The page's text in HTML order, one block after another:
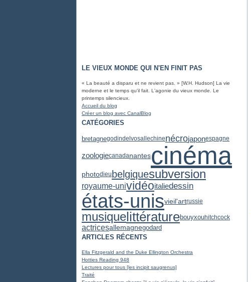
LE VIEUX MONDE QUI N'EN FINIT PAS
« La beauté a disparu et ne revient pas. » [W.H. Hudson] La vie
moderne et le temps qu'il fait. L'agonie du vieux monde. Le
printemps silencieux.
Accueil du blog
Créer un blog avec CanalBlog
CATÉGORIES
bretagnegodindelvosallechinenécrojaponespagne
zoologiecanadanantescinéma
photodieu belgiquesubversion
royaume-unividéoitaliedessin
états-unisvieil'artrussie
musique littératurebouyxouhitchcock
actricesallemagnegodard
ARTICLES RÉCENTS
Ella Fitzgerald and the Duke Ellington Orchestra
Hotties Reading 948
Lectures pour tous [les incipit saugrenus]
Traité